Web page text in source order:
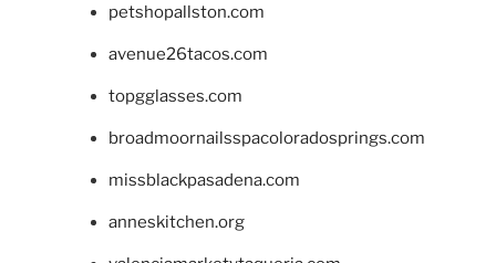
petshopallston.com
avenue26tacos.com
topgglasses.com
broadmoornailsspacoloradosprings.com
missblackpasadena.com
anneskitchen.org